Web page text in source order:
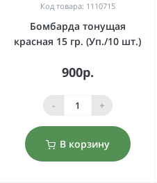
Код товара: 1110715
Бомбарда тонущая
красная 15 гр. (Уп./10 шт.)
900р.
- +
В корзину